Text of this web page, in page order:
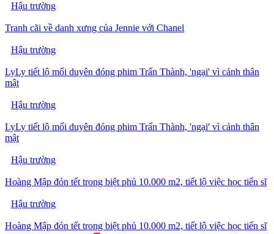
Hậu trường
Tranh cãi về danh xưng của Jennie với Chanel
Hậu trường
LyLy tiết lộ mối duyên đóng phim Trấn Thành, 'ngại' vì cảnh thân
mật
Hậu trường
LyLy tiết lộ mối duyên đóng phim Trấn Thành, 'ngại' vì cảnh thân
mật
Hậu trường
Hoàng Mập đón tết trong biệt phủ 10.000 m2, tiết lộ việc học tiến sĩ
Hậu trường
Hoàng Mập đón tết trong biệt phủ 10.000 m2, tiết lộ việc học tiến sĩ